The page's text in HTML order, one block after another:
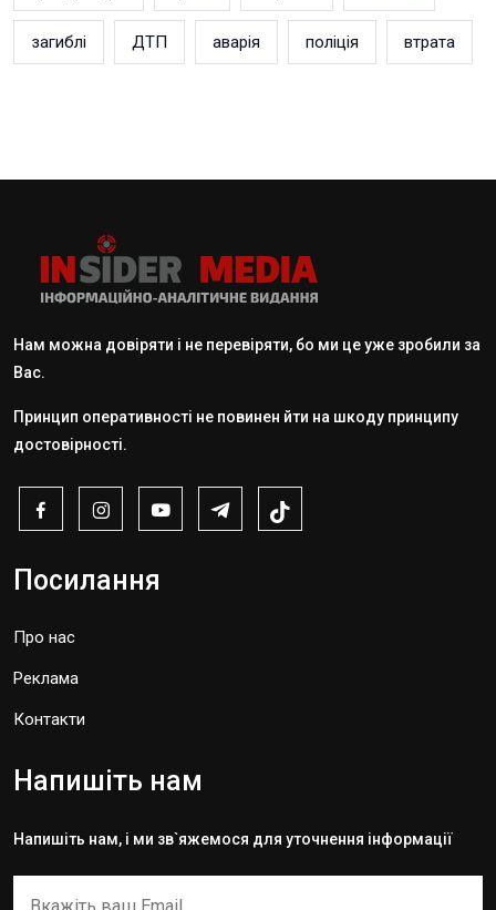
загиблі ДТП аварія поліція втрата
Нам можна довіряти і не перевіряти, бо ми це уже зробили за
Вас.
Принцип оперативності не повинен йти на шкоду принципу
достовірності.
Посилання
Про нас
Реклама
Контакти
Напишіть нам
Напишіть нам, і ми зв`яжемося для уточнення інформації